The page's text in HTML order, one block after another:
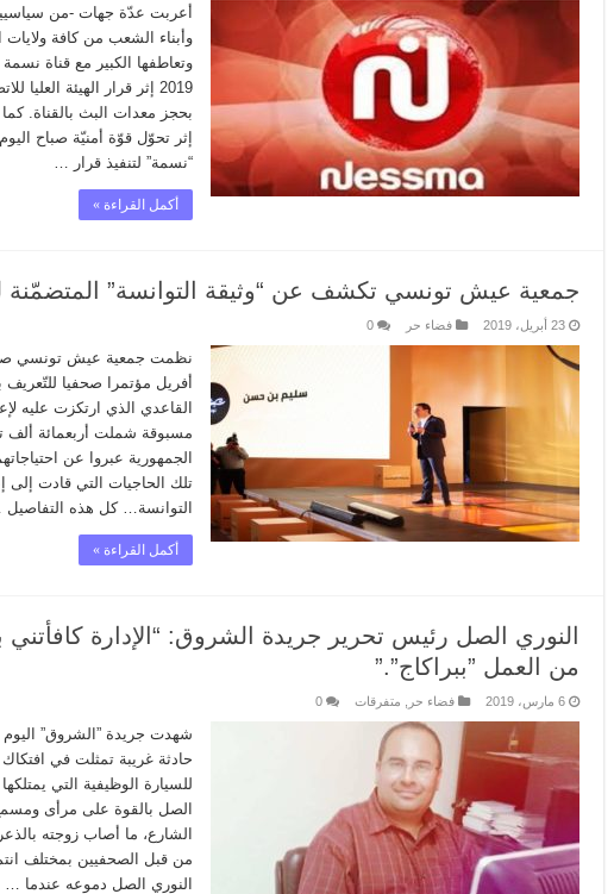
أعربت عدّة جهات -من
وأبناء الشعب من كافة ولايات
2019 إثر قرار الهيئة
بحجز معدات البث بالقناة.
إثر تحوّل قوّة أمنيّة صباح
“نسمة” لتنفيذ قرار …
أكمل القراءة »
جمعية عيش تونسي تكشف عن “وثيقة التوانسة” المتضمّنة لـ12
23 أبريل، 2019 فضاء حر 0
أفريل مؤتمرا صحفيا للتّعريف
القاعدي الذي ارتكزت عليه
مسبوقة شملت أربعمائة ألف
الجمهورية عبروا عن
تلك الحاجيات التي قادت إلى
التوانسة… كل هذه
أكمل القراءة »
النوري الصل رئيس تحرير جريدة الشروق: “الإدارة
من العمل ”ببراكاج”.”
6 مارس، 2019 فضاء حر متفرقات 0
حادثة غريبة تمثلت في
للسيارة الوظيفية التي
الصل بالقوة على مرأى
الشارع، ما أصاب زوجته
من قبل الصحفيين بمختلف
النوري الصل دموعه عندما …